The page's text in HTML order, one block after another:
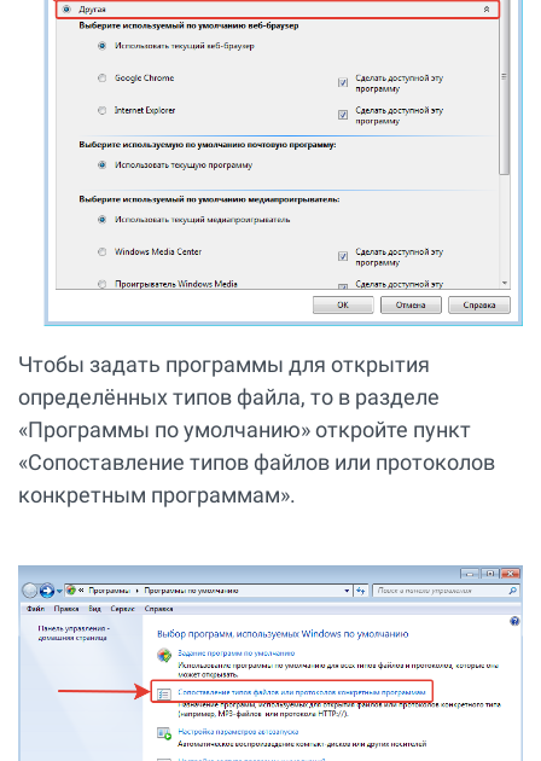
Чтобы задать программы для открытия
определённых типов файла, то в разделе
«Программы по умолчанию» откройте пункт
«Сопоставление типов файлов или протоколов
конкретным программам».